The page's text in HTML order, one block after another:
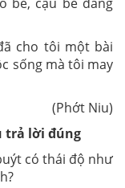
cho tôi một bài
sống mà tôi may
(Phớt Niu)
trả lời đúng
có thái độ như